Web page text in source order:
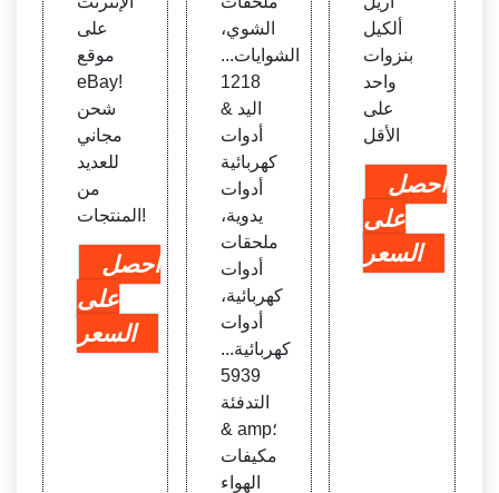
على
موقع
eBay!
شحن
مجاني
للعديد
من
المنتجات!
احصل
على
السعر
الشوي،
الشوايات...
1218
اليد &
أدوات
كهربائية
أدوات
يدوية،
ملحقات
أدوات
كهربائية،
أدوات
كهربائية...
5939
التدفئة
& amp؛
مكيفات
الهواء
ألكيل
بنزوات
واحد
على
الأقل
احصل
على
السعر